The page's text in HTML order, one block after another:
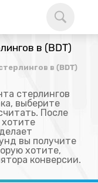
в (BDT)
в (BDT)
стерлингов
выберите
После
вы получите
хотите,
конверсии.